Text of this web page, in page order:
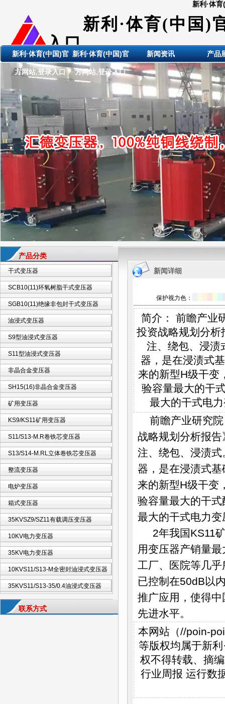
新利·体
新利·体育(中国)
入口
ShanDong HuiDE
新利·体育(中国)官
方网站,登录入口
新利·体育(中国)官
方网站,登录入口
新闻资讯 产品
产品分类
干式变压器
SCB10(11)环氧树脂干式变压器
SGB10(11)绝缘非包封干式变压器
油浸式变压器
S9型油浸式变压器
S11型油浸式变压器
非晶合金变压器
SH15(16)非晶合金变压器
矿用变压器
KS9/KS11矿用变压器
S11/S13-M.R卷铁芯变压器
S13/S14-M.RL立体卷铁芯变压器
整流变压器
电炉变压器
箱式变压器
35KVSZ9/SZ11有载调压变压器
10KV电力变压器
35KV电力变压器
10KVS11/S13-M全密封油浸式变压器
35KVS11/S13-35/0.4油浸式变压器
联系方式
新闻详细
保护视力色：
简介： 前瞻产业
投资战略规划分析
注、绕包、浸渍
器，是在浸渍式
来的新型H级干变
验容量最大的干
最大的干式电
前瞻产业研究
战略规划分析报
注、绕包、浸渍
器 ，是在浸渍式
来的新型H级干变
验容量最大的干
最大的干式电力
2年我国KS11矿
用变压器产销量
工厂、医院等几
已控制在50dB以
推广应用，使得
先进水平。
本网站（//poin-
等版权均属于新
权不得转载、摘
行业周报 运行数